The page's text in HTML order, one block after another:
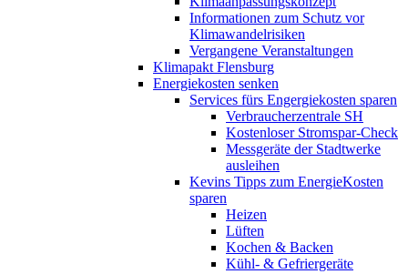
Informationen zum Schutz vor
Klimawandelrisiken
Vergangene Veranstaltungen
Klimapakt Flensburg
Energiekosten senken
Services fürs Engergiekosten sparen
Verbraucherzentrale SH
Kostenloser Stromspar-Check
Messgeräte der Stadtwerke
ausleihen
Kevins Tipps zum EnergieKosten
sparen
Heizen
Lüften
Kochen & Backen
Kühl- & Gefriergeräte